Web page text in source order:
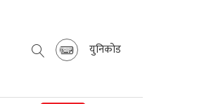
युनिकोड